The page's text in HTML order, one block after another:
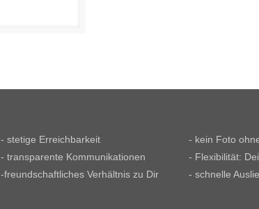
- stetige Erreichbarkeit
- transparente Kommunikationen
-freundschaftliches Verhältnis zu Dir
- kein Foto
- Flexibilität:
- schnelle